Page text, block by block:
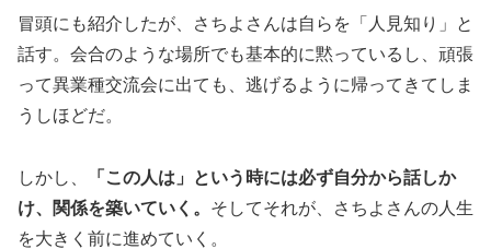
冒頭にも紹介したが、さちよさんは自らを「人見知り」と
話す。会合のような場所でも基本的に黙っているし、頑張
って異業種交流会に出ても、逃げるように帰ってきてしま
うしほどだ。
しかし、
「この人は」という時には必ず自分から話しか
け、関係を築いていく。 そしてそれが、さちよさんの人生
を大きく前に進めていく。